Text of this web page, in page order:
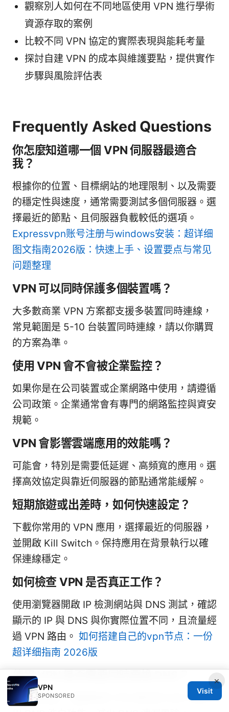
觀察別人如何在不同地區使用 VPN 進行學術
資源存取的案例
比較不同 VPN 協定的實際表現與能耗考量
探討自建 VPN 的成本與維護要點，提供實作
步驟與風險評估表
Frequently Asked Questions
你怎麼知道哪一個 VPN 伺服器最適合
我？
根據你的位置、目標網站的地理限制、以及需要
的穩定性與速度，通常需要測試多個伺服器。選
擇最近的節點、且伺服器負載較低的選項。
Expressvpn账号注册与windows安装：超详细
图文指南2026版：快速上手、设置要点与常见
问题整理
VPN 可以同時保護多個裝置嗎？
大多數商業 VPN 方案都支援多裝置同時連線，
常見範圍是 5-10 台裝置同時連線，請以你購買
的方案為準。
使用 VPN 會不會被企業監控？
如果你是在公司裝置或企業網路中使用，請遵循
公司政策。企業通常會有專門的網路監控與資安
規範。
VPN 會影響雲端應用的效能嗎？
可能會，特別是需要低延遲、高頻寬的應用。選
擇高效協定與靠近伺服器的節點通常能緩解。
短期旅遊或出差時，如何快速設定？
下載你常用的 VPN 應用，選擇最近的伺服器，
並開啟 Kill Switch。保持應用在背景執行以確
保連線穩定。
如何檢查 VPN 是否真正工作？
使用瀏覽器開啟 IP 檢測網站與 DNS 測試，確認
顯示的 IP 與 DNS 與你實際位置不同，且流量經
過 VPN 路由。 如何搭建自己的vpn节点：一份
超详细指南 2026版
使用 VPN 是否需要同時更換 DNS？
為增強隱私，建議使用 VPN 提供的 DNS 或啟
×
VPN
SPONSORED
Visit